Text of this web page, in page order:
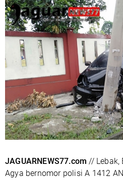
JAGUARNEWS77.com // Lebak,
Agya bernomor polisi A 1412